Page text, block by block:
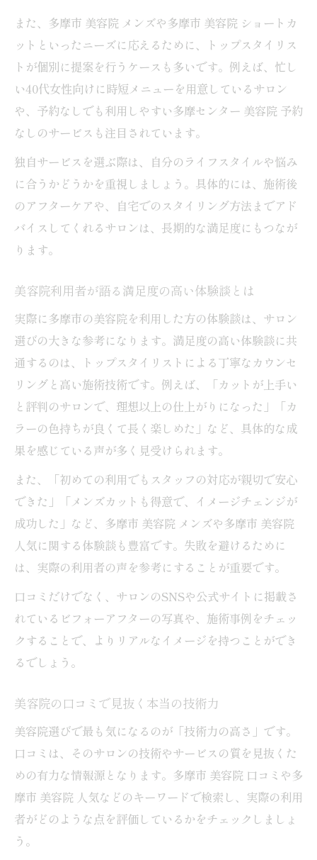
また、多摩市 美容院 メンズや多摩市 美容院 ショートカ
ットといったニーズに応えるために、トップスタイリス
トが個別に提案を行うケースも多いです。例えば、忙し
い40代女性向けに時短メニューを用意しているサロン
や、予約なしでも利用しやすい多摩センター 美容院 予約
なしのサービスも注目されています。
独自サービスを選ぶ際は、自分のライフスタイルや悩み
に合うかどうかを重視しましょう。具体的には、施術後
のアフターケアや、自宅でのスタイリング方法までアド
バイスしてくれるサロンは、長期的な満足度にもつなが
ります。
美容院利用者が語る満足度の高い体験談とは
実際に多摩市の美容院を利用した方の体験談は、サロン
選びの大きな参考になります。満足度の高い体験談に共
通するのは、トップスタイリストによる丁寧なカウンセ
リングと高い施術技術です。例えば、「カットが上手い
と評判のサロンで、理想以上の仕上がりになった」「カ
ラーの色持ちが良くて長く楽しめた」など、具体的な成
果を感じている声が多く見受けられます。
また、「初めての利用でもスタッフの対応が親切で安心
できた」「メンズカットも得意で、イメージチェンジが
成功した」など、多摩市 美容院 メンズや多摩市 美容院
人気に関する体験談も豊富です。失敗を避けるために
は、実際の利用者の声を参考にすることが重要です。
口コミだけでなく、サロンのSNSや公式サイトに掲載さ
れているビフォーアフターの写真や、施術事例をチェッ
クすることで、よりリアルなイメージを持つことができ
るでしょう。
美容院の口コミで見抜く本当の技術力
美容院選びで最も気になるのが「技術力の高さ」です。
口コミは、そのサロンの技術やサービスの質を見抜くた
めの有力な情報源となります。多摩市 美容院 口コミや多
摩市 美容院 人気などのキーワードで検索し、実際の利用
者がどのような点を評価しているかをチェックしましょ
う。